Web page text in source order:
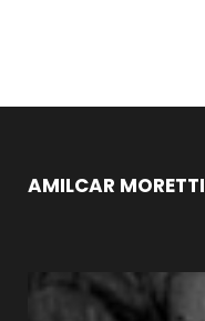
AMILCAR MORETTI